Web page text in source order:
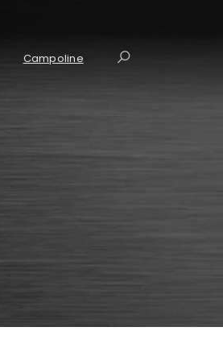
Campoline